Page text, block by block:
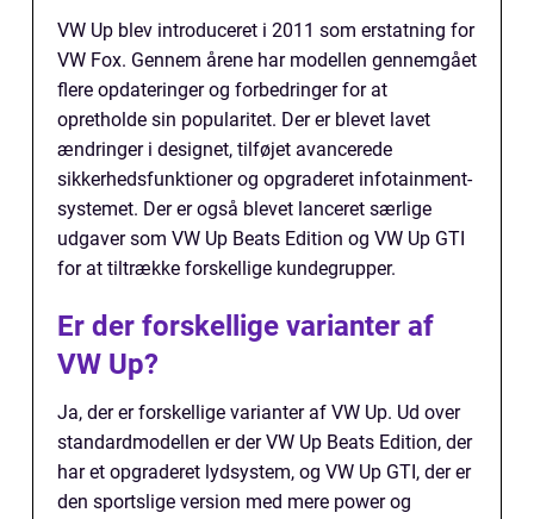
VW Up blev introduceret i 2011 som erstatning for
VW Fox. Gennem årene har modellen gennemgået
flere opdateringer og forbedringer for at
opretholde sin popularitet. Der er blevet lavet
ændringer i designet, tilføjet avancerede
sikkerhedsfunktioner og opgraderet infotainment-
systemet. Der er også blevet lanceret særlige
udgaver som VW Up Beats Edition og VW Up GTI
for at tiltrække forskellige kundegrupper.
Er der forskellige varianter af
VW Up?
Ja, der er forskellige varianter af VW Up. Ud over
standardmodellen er der VW Up Beats Edition, der
har et opgraderet lydsystem, og VW Up GTI, der er
den sportslige version med mere power og